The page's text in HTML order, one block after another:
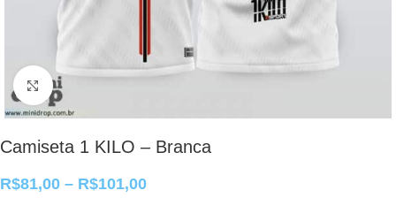
Clique para ampliar
Camiseta 1 KILO – Branca
R$81,00 – R$101,00